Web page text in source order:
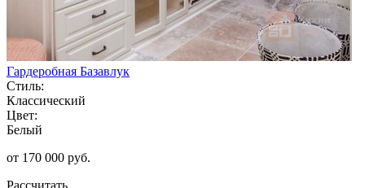
Гардеробная Базавлук
Стиль:
Классический
Цвет:
Белый
от 170 000 руб.
Рассчитать